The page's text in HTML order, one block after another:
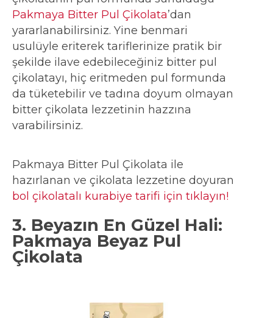
Pakmaya Bitter Pul Çikolata’dan
yararlanabilirsiniz. Yine benmari
usulüyle eriterek tariflerinize pratik bir
şekilde ilave edebileceğiniz bitter pul
çikolatayı, hiç eritmeden pul formunda
da tüketebilir ve tadına doyum olmayan
bitter çikolata lezzetinin hazzına
varabilirsiniz.
Pakmaya Bitter Pul Çikolata ile
hazırlanan ve çikolata lezzetine doyuran
bol çikolatalı kurabiye tarifi için tıklayın!
3. Beyazın En Güzel Hali:
Pakmaya Beyaz Pul
Çikolata